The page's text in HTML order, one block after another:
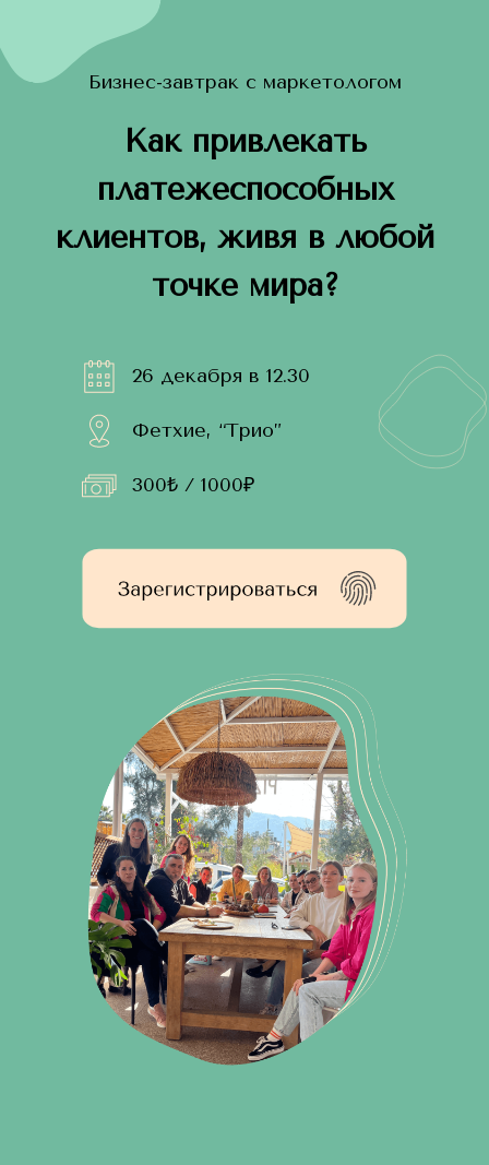
Как привлекать
платежеспособных
клиентов, живя в любой
точке мира?
26 декабря в 12.30
Фетхие, “Трио”
Бизнес-завтрак с маркетологом
300₺ / 1000₽